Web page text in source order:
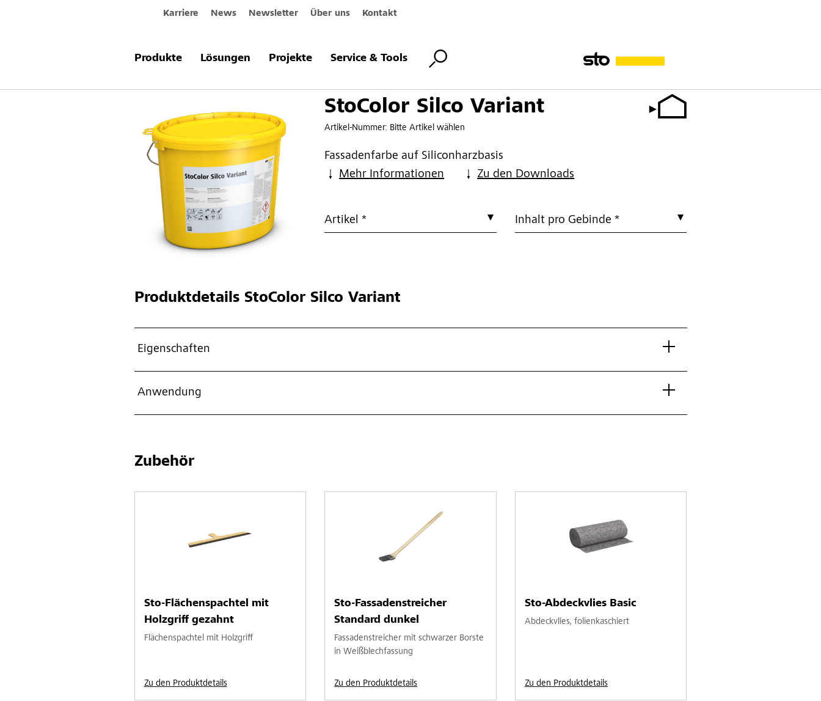
Karriere News Newsletter Über uns Kontakt
Produkte Lösungen Projekte Service & Tools
Produkte & Systeme StoColor Silco Variant
StoColor Silco Variant
Artikel-Nummer: Bitte Artikel wählen
Fassadenfarbe auf Siliconharzbasis
Mehr Informationen
Zu den Downloads
Artikel * Inhalt pro Gebinde *
ProduktdetailsStoColor Silco Variant
Eigenschaften
Anwendung
Zubehör
Sto-Flächenspachtel mit
Holzgriff gezahnt
Flächenspachtel mit Holzgriff
Zu den Produktdetails
Sto-Fassadenstreicher
Standard dunkel
Fassadenstreicher mit schwarzer Borste
in Weißblechfassung
Zu den Produktdetails
Sto-Abdeckvlies Basic
Abdeckvlies, folienkaschiert
Zu den Produktdetails